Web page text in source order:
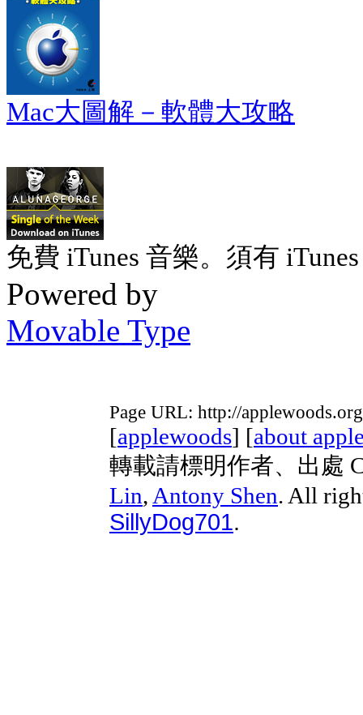
Mac大圖解－軟體大攻略
免費 iTunes 音樂。須有
Powered by
Movable Type
Page URL: http://
[applewoods] [about
轉載請標明作者、出處
Lin, Antony Shen. All
SillyDog701.